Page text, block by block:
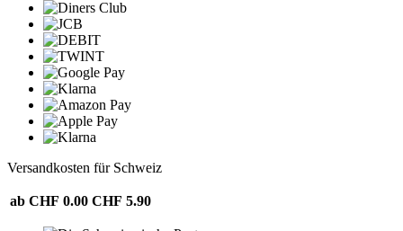
Versandkosten für Schweiz
ab CHF 0.00 CHF 5.90